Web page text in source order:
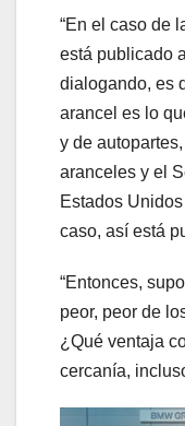
“En el caso de
está publicado
dialogando, es
arancel es lo
y de
aranceles y el
Estados
caso, así está
“Entonces,
peor, peor de
¿Qué ventaja
cercanía,